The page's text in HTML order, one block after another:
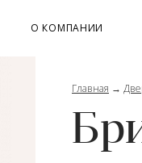
О КОМПАНИИ
Главная →